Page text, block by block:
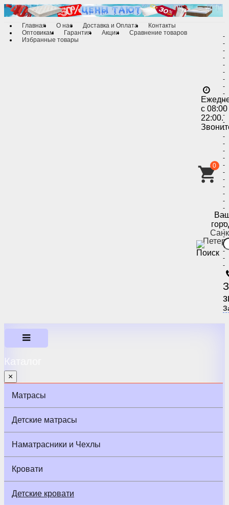
Главная О нас Доставка и Оплата
Контакты
Оптовикам
Гарантия Акции
Сравнение товаров
Избранные товары
с
22:00.
-
-
-
-
-
-
-
-
-
-
-
-
-
-
-
-
-
-
-
-
-
-
-
-
-
-
-
-
-
-
-
-
-
0
Каталог
×
Матрасы
Детские матрасы
Наматрасники и Чехлы
Кровати
Детские кровати